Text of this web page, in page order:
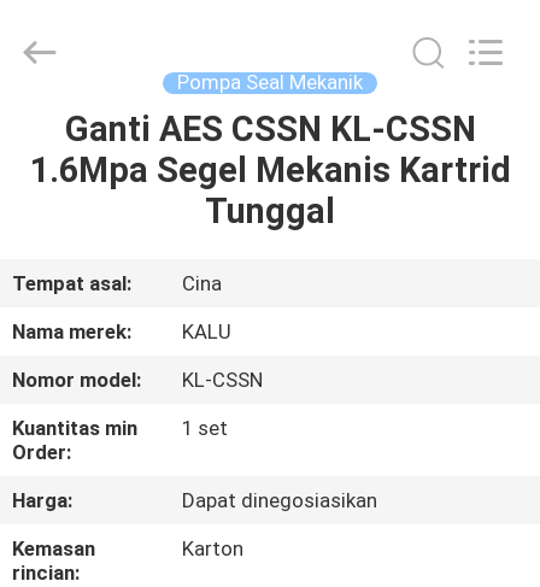
RUMAH
TAMPILAN
VR
TENTANG
KAMI
TUR
PABRIK
Rights
Pompa Seal Mekanik
Ganti AES CSSN KL-CSSN
1.6Mpa Segel Mekanis Kartrid
Tunggal
Tempat asal:
Cina
Nama merek:
KALU
Nomor model:
KL-CSSN
Kuantitas min
Order:
1 set
Harga:
Dapat dinegosiasikan
Kemasan
rincian:
Karton